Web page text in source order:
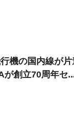
機の国内線が
が創立70周年セ